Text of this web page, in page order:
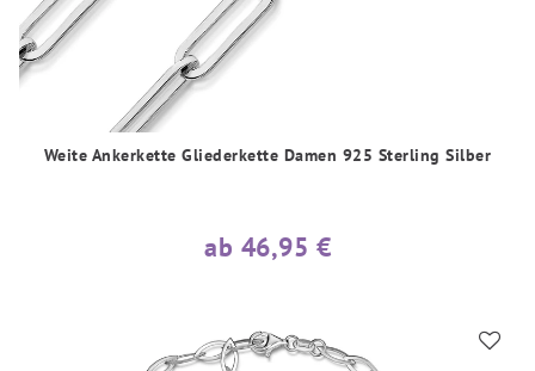
Weite Ankerkette Gliederkette Damen 925 Sterling Silber
ab 46,95 €